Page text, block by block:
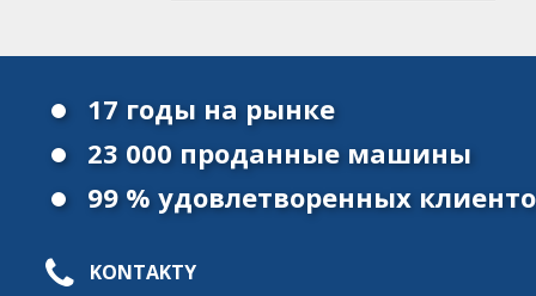
17 годы на рынке
23 000 проданные машины
99 % удовлетворенных
KONTAKTY